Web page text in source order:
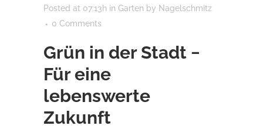
Posted at 07:13h in Garten by Nagelschmitz
0 Comments
Grün in der Stadt −
Für eine
lebenswerte
Zukunft